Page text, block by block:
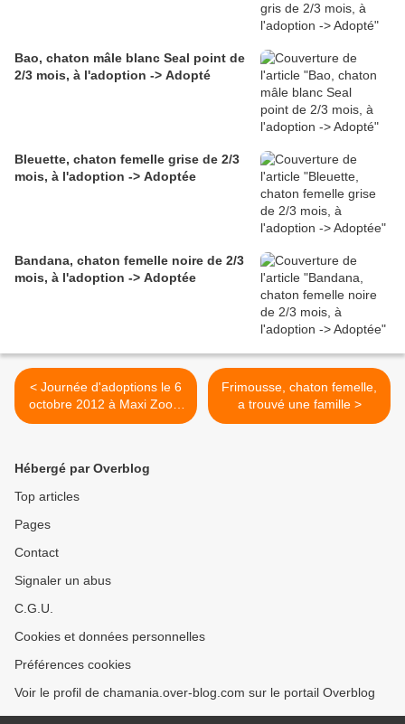
Bao, chaton mâle blanc Seal point de
2/3 mois, à l'adoption -> Adopté
Bleuette, chaton femelle grise de 2/3
mois, à l'adoption -> Adoptée
Bandana, chaton femelle noire de 2/3
mois, à l'adoption -> Adoptée
< Journée d'adoptions le 6
octobre 2012 à Maxi Zoo à
St Orens
Frimousse, chaton femelle,
a trouvé une famille >
Hébergé par Overblog
Top articles
Pages
Contact
Signaler un abus
C.G.U.
Cookies et données personnelles
Préférences cookies
Voir le profil de chamania.over-blog.com sur le portail Overblog